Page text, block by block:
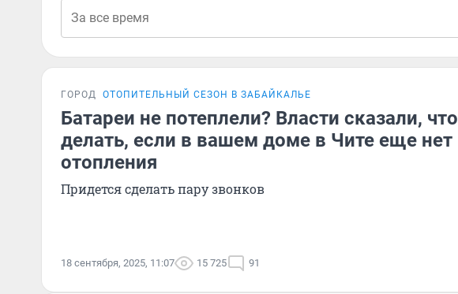
ГОРОД ОТОПИТЕЛЬНЫЙ СЕЗОН В ЗАБАЙКАЛЬЕ
Батареи не потеплели? Власти сказали, что
делать, если в вашем доме в Чите еще нет
отопления
Придется сделать пару звонков
18 сентября, 2025, 11:07 15 725 91